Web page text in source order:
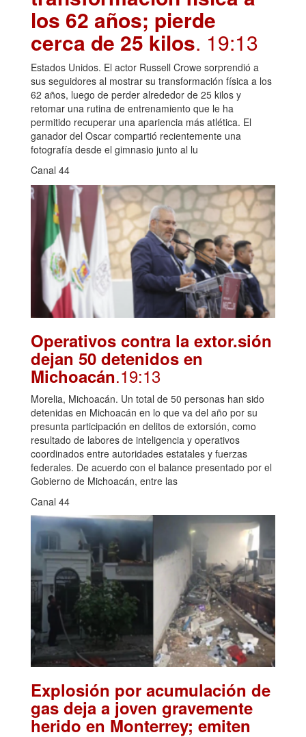
los 62 años; pierde
cerca de 25 kilos. 19:13
Estados Unidos. El actor Russell Crowe sorprendió a
sus seguidores al mostrar su transformación física a los
62 años, luego de perder alrededor de 25 kilos y
retomar una rutina de entrenamiento que le ha
permitido recuperar una apariencia más atlética. El
ganador del Oscar compartió recientemente una
fotografía desde el gimnasio junto al lu
Canal 44
Operativos contra la extor.sión
dejan 50 detenidos en
Michoacán.19:13
Morelia, Michoacán. Un total de 50 personas han sido
detenidas en Michoacán en lo que va del año por su
presunta participación en delitos de extorsión, como
resultado de labores de inteligencia y operativos
coordinados entre autoridades estatales y fuerzas
federales. De acuerdo con el balance presentado por el
Gobierno de Michoacán, entre las
Canal 44
Explosión por acumulación de
gas deja a joven gravemente
herido en Monterrey; emiten